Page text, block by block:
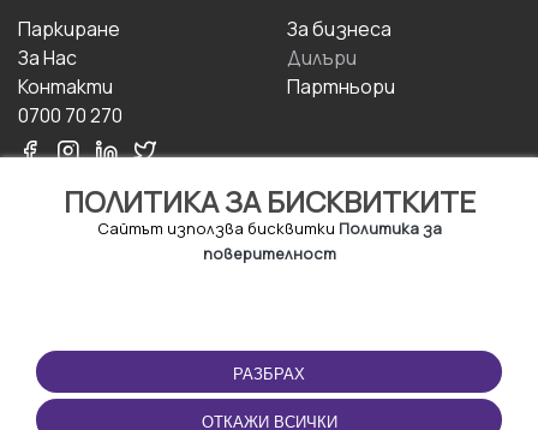
ПОЛИТИКА ЗА БИСКВИТКИТЕ
Сайтът използва бисквитки Политика за
поверителност
РАЗБРАХ
ОТКАЖИ ВСИЧКИ
Паркиране
За Hас
Контакти
0700 70 270
За бизнесa
Дилъри
Партньори
ПОЛЗВАНЕ
Правила и условия за
ползване
ПРИЛОЖЕНИЕТО